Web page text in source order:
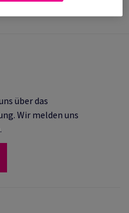
über das
Wir melden uns